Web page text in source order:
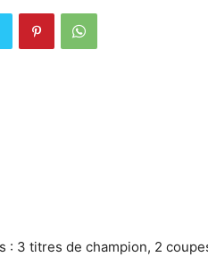
: 3 titres de champion, 2